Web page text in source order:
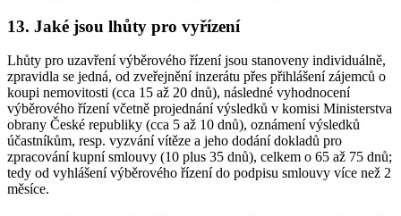
13. Jaké jsou lhůty pro vyřízení
Lhůty pro uzavření výběrového řízení jsou stanoveny individuálně,
zpravidla se jedná, od zveřejnění inzerátu přes přihlášení zájemců o
koupi nemovitosti (cca 15 až 20 dnů), následné vyhodnocení
výběrového řízení včetně projednání výsledků v komisi Ministerstva
obrany České republiky (cca 5 až 10 dnů), oznámení výsledků
účastníkům, resp. vyzvání vítěze a jeho dodání dokladů pro
zpracování kupní smlouvy (10 plus 35 dnů), celkem o 65 až 75 dnů;
tedy od vyhlášení výběrového řízení do podpisu smlouvy více než 2
měsíce.